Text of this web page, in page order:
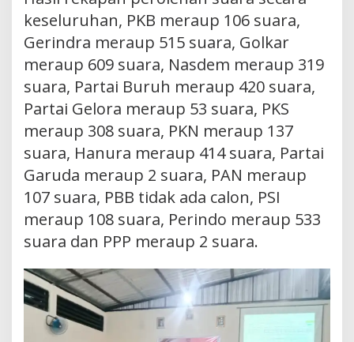
keseluruhan, PKB meraup 106 suara,
Gerindra meraup 515 suara, Golkar
meraup 609 suara, Nasdem meraup 319
suara, Partai Buruh meraup 420 suara,
Partai Gelora meraup 53 suara, PKS
meraup 308 suara, PKN meraup 137
suara, Hanura meraup 414 suara, Partai
Garuda meraup 2 suara, PAN meraup
107 suara, PBB tidak ada calon, PSI
meraup 108 suara, Perindo meraup 533
suara dan PPP meraup 2 suara.